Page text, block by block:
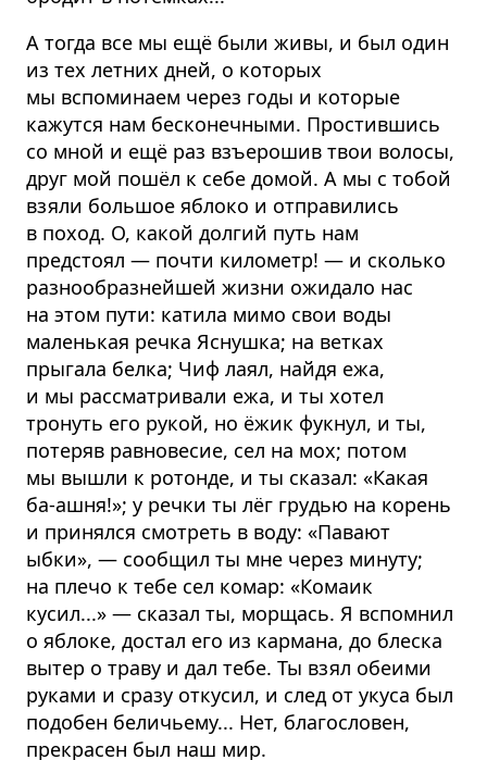
А тогда все мы ещё были живы, и был один
из тех летних дней, о которых
мы вспоминаем через годы и которые
кажутся нам бесконечными. Простившись
со мной и ещё раз взъерошив твои волосы,
друг мой пошёл к себе домой. А мы с тобой
взяли большое яблоко и отправились
в поход. О, какой долгий путь нам
предстоял — почти километр! — и сколько
разнообразнейшей жизни ожидало нас
на этом пути: катила мимо свои воды
маленькая речка Яснушка; на ветках
прыгала белка; Чиф лаял, найдя ежа,
и мы рассматривали ежа, и ты хотел
тронуть его рукой, но ёжик фукнул, и ты,
потеряв равновесие, сел на мох; потом
мы вышли к ротонде, и ты сказал: «Какая
ба-ашня!»; у речки ты лёг грудью на корень
и принялся смотреть в воду: «Павают
ыбки», — сообщил ты мне через минуту;
на плечо к тебе сел комар: «Комаик
кусил...» — сказал ты, морщась. Я вспомнил
о яблоке, достал его из кармана, до блеска
вытер о траву и дал тебе. Ты взял обеими
руками и сразу откусил, и след от укуса был
подобен беличьему... Нет, благословен,
прекрасен был наш мир.